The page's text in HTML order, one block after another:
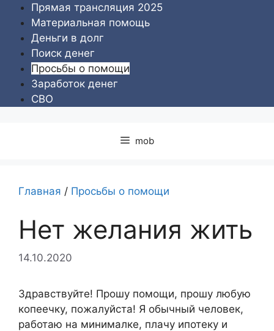
Перейти
содержимому
Прямая трансляция 2025
Материальная помощь
Деньги в долг
Поиск денег
Просьбы о помощи
Заработок денег
СВО
mob
Главная / Просьбы о помощи
Нет желания жить
14.10.2020
Здравствуйте! Прошу помощи, прошу любую
копеечку, пожалуйста! Я обычный человек,
работаю на минималке, плачу ипотеку и